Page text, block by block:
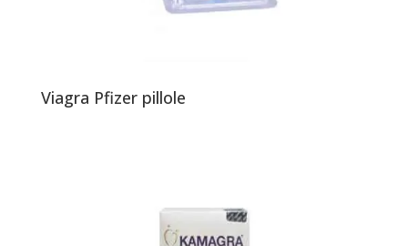
Viagra Pfizer pillole